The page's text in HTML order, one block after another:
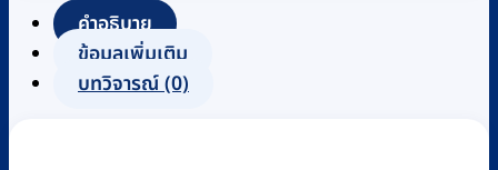
สูง
ZEPPER
คำอธิบาย
ข้อมูลเพิ่มเติม
บทวิจารณ์ (0)